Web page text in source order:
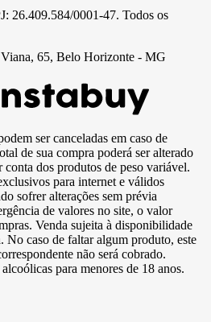
26.409.584/0001-47. Todos os
65, Belo Horizonte - MG
ser canceladas em caso de
de sua compra poderá ser alterado
conta dos produtos de peso variável.
para internet e válidos
sofrer alterações sem prévia
de valores no site, o valor
Venda sujeita à disponibilidade
No caso de faltar algum produto, este
não será cobrado.
para menores de 18 anos.